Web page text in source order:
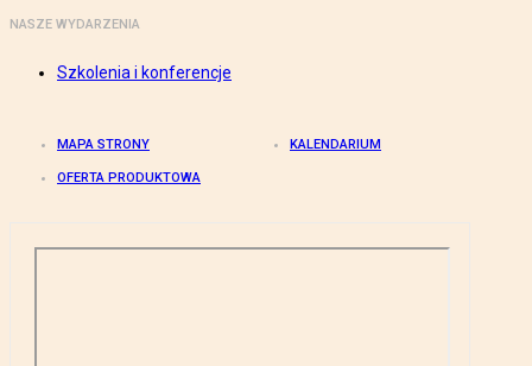
NASZE WYDARZENIA
Szkolenia i konferencje
MAPA STRONY KALENDARIUM
OFERTA PRODUKTOWA